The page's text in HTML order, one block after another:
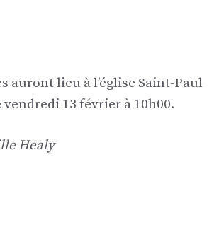
auront lieu à l’église Saint-Paul
vendredi 13 février à 10h00.
Healy